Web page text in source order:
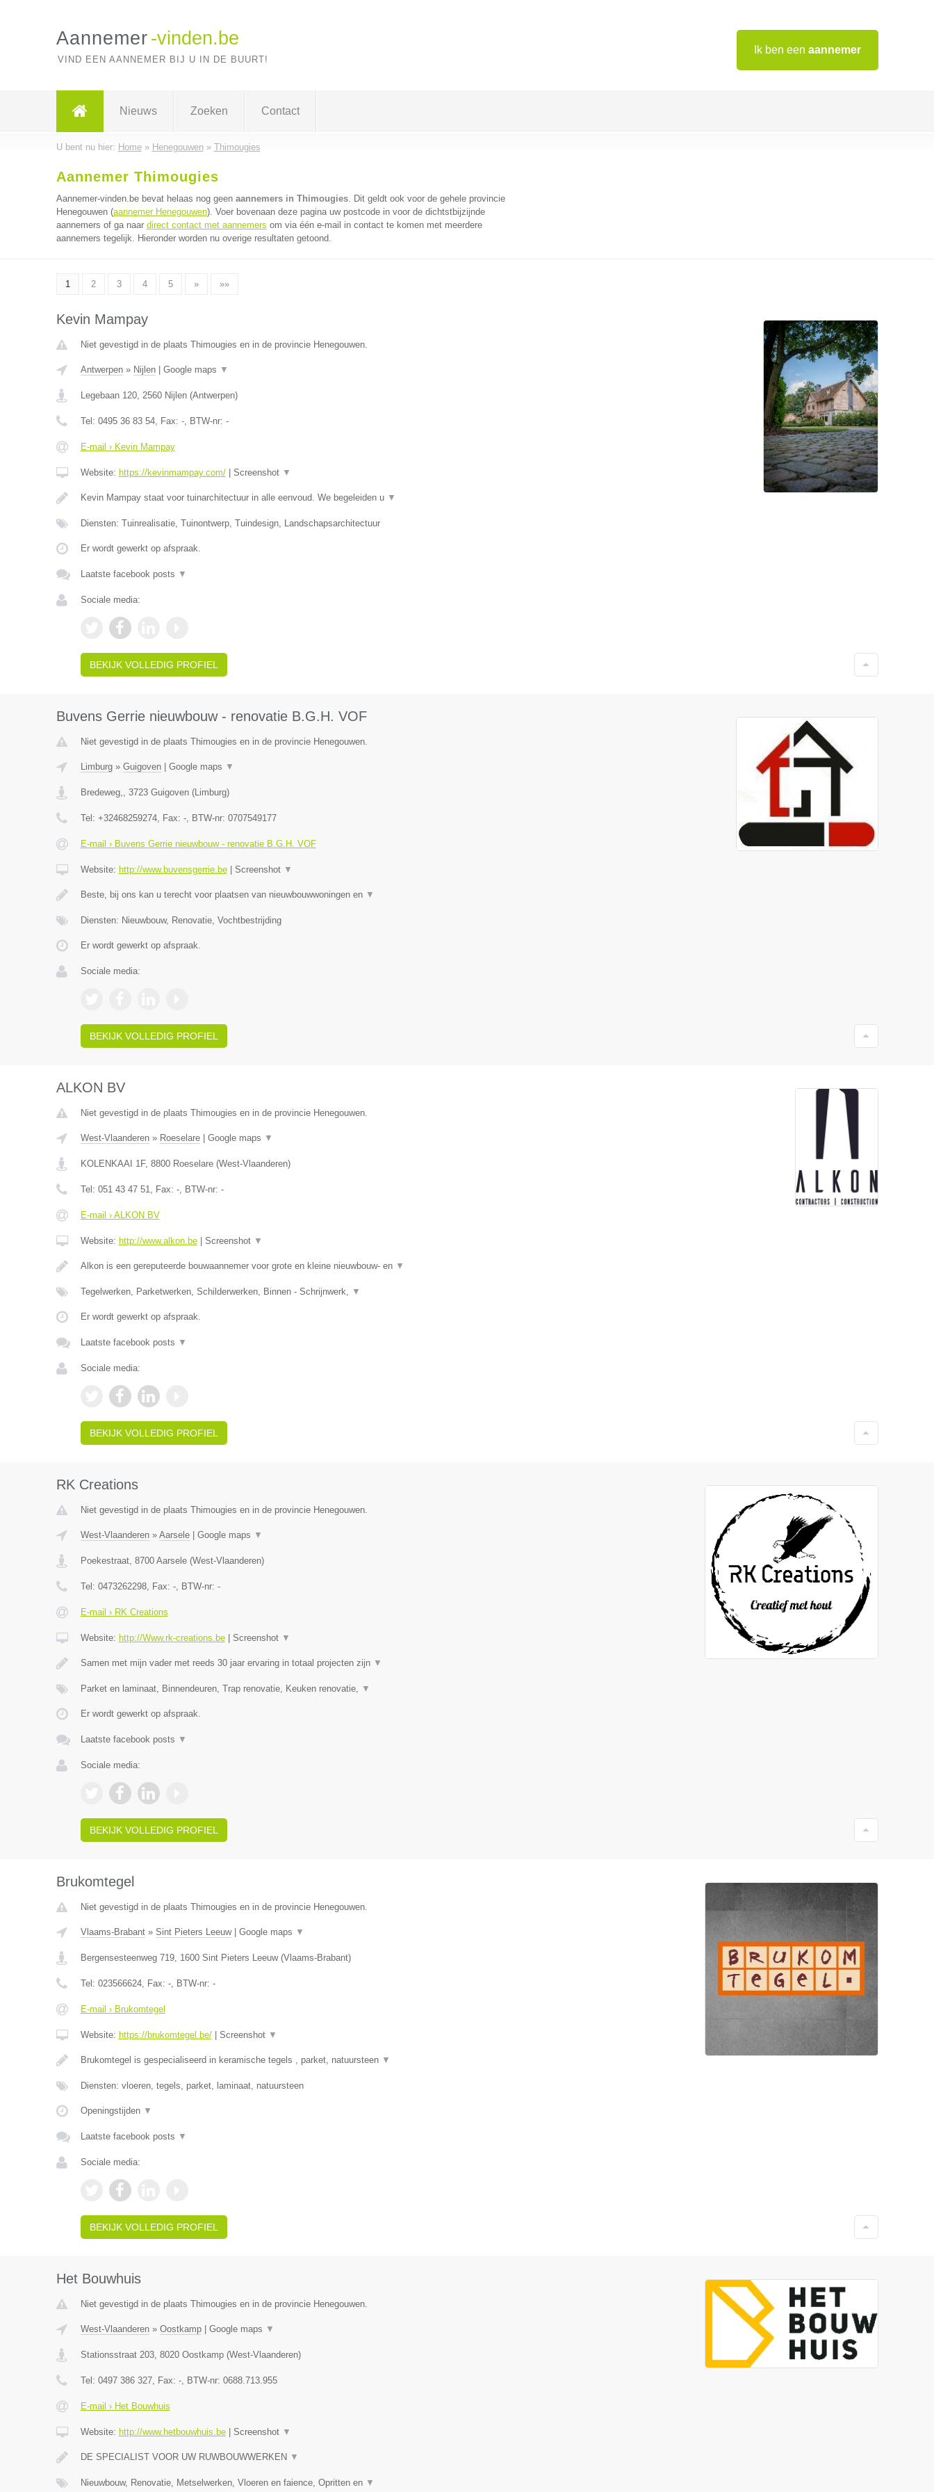
Ik ben een aannemer
Aannemer -vinden.be
VIND EEN AANNEMER BIJ U IN DE BUURT!
Nieuws Zoeken Contact
U bent nu hier: Home» Henegouwen» Thimougies
Aannemer Thimougies
Aannemer-vinden.be bevat helaas nog geen aannemers in Thimougies. Dit geldt ook voor de gehele provincie
Henegouwen (aannemer Henegouwen). Voer bovenaan deze pagina uw postcode in voor de dichtstbijzijnde
aannemers of ga naar direct contact met aannemers om via één e-mail in contact te komen met meerdere
aannemers tegelijk. Hieronder worden nu overige resultaten getoond.
1 2 3 4 5 » »»
Kevin Mampay
Niet gevestigd in de plaats Thimougies en in de provincie Henegouwen.
Antwerpen» Nijlen| Google maps ▼
Legebaan 120, 2560 Nijlen(Antwerpen)
Tel: 0495 36 83 54, Fax: -, BTW-nr: -
E-mail › Kevin Mampay
Website: https://kevinmampay.com/| Screenshot ▼
Kevin Mampay staat voor tuinarchitectuur in alle eenvoud. We begeleiden u ▼
Diensten: Tuinrealisatie, Tuinontwerp, Tuindesign, Landschapsarchitectuur
Er wordt gewerkt op afspraak.
Laatste facebook posts ▼
Sociale media:
BEKIJK VOLLEDIG PROFIEL
Buvens Gerrie nieuwbouw - renovatie B.G.H. VOF
Niet gevestigd in de plaats Thimougies en in de provincie Henegouwen.
Limburg» Guigoven| Google maps ▼
Bredeweg,, 3723 Guigoven(Limburg)
Tel: +32468259274, Fax: -, BTW-nr: 0707549177
E-mail › Buvens Gerrie nieuwbouw - renovatie B.G.H. VOF
Website: http://www.buvensgerrie.be| Screenshot ▼
Beste, bij ons kan u terecht voor plaatsen van nieuwbouwwoningen en ▼
Diensten: Nieuwbouw, Renovatie, Vochtbestrijding
Er wordt gewerkt op afspraak.
Sociale media:
BEKIJK VOLLEDIG PROFIEL
ALKON BV
Niet gevestigd in de plaats Thimougies en in de provincie Henegouwen.
West-Vlaanderen» Roeselare| Google maps ▼
KOLENKAAI 1F, 8800 Roeselare(West-Vlaanderen)
Tel: 051 43 47 51, Fax: -, BTW-nr: -
E-mail › ALKON BV
Website: http://www.alkon.be| Screenshot ▼
Alkon is een gereputeerde bouwaannemer voor grote en kleine nieuwbouw- en ▼
Tegelwerken, Parketwerken, Schilderwerken, Binnen - Schrijnwerk, ▼
Er wordt gewerkt op afspraak.
Laatste facebook posts ▼
Sociale media:
BEKIJK VOLLEDIG PROFIEL
RK Creations
Niet gevestigd in de plaats Thimougies en in de provincie Henegouwen.
West-Vlaanderen» Aarsele| Google maps ▼
Poekestraat, 8700 Aarsele(West-Vlaanderen)
Tel: 0473262298, Fax: -, BTW-nr: -
E-mail › RK Creations
Website: http://Www.rk-creations.be| Screenshot ▼
Samen met mijn vader met reeds 30 jaar ervaring in totaal projecten zijn ▼
Parket en laminaat, Binnendeuren, Trap renovatie, Keuken renovatie, ▼
Er wordt gewerkt op afspraak.
Laatste facebook posts ▼
Sociale media:
BEKIJK VOLLEDIG PROFIEL
Brukomtegel
Niet gevestigd in de plaats Thimougies en in de provincie Henegouwen.
Vlaams-Brabant» Sint Pieters Leeuw| Google maps ▼
Bergensesteenweg 719, 1600 Sint Pieters Leeuw(Vlaams-Brabant)
Tel: 023566624, Fax: -, BTW-nr: -
E-mail › Brukomtegel
Website: https://brukomtegel.be/| Screenshot ▼
Brukomtegel is gespecialiseerd in keramische tegels , parket, natuursteen ▼
Diensten: vloeren, tegels, parket, laminaat, natuursteen
Openingstijden ▼
Laatste facebook posts ▼
Sociale media:
BEKIJK VOLLEDIG PROFIEL
Het Bouwhuis
Niet gevestigd in de plaats Thimougies en in de provincie Henegouwen.
West-Vlaanderen» Oostkamp| Google maps ▼
Stationsstraat 203, 8020 Oostkamp(West-Vlaanderen)
Tel: 0497 386 327, Fax: -, BTW-nr: 0688.713.955
E-mail › Het Bouwhuis
Website: http://www.hetbouwhuis.be| Screenshot ▼
DE SPECIALIST VOOR UW RUWBOUWWERKEN ▼
Nieuwbouw, Renovatie, Metselwerken, Vloeren en faience, Opritten en ▼